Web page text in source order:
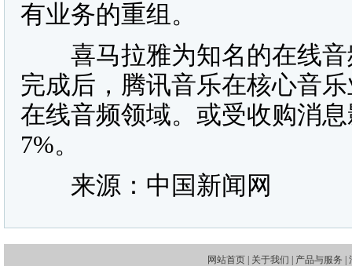
有业务的重组。
喜马拉雅为知名的在线音
完成后，腾讯音乐在核心音
在线音频领域。或受收购消
7%。
来源：中国新闻网
网站首页 关于我们 产品与服务